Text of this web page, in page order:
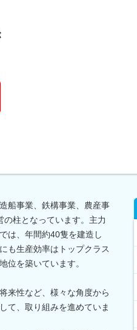
船事業、鉄構事業、農産事
の柱となっています。主力
は、年間約40隻を建造し
も生産効率はトップクラス
位を築いています。
来性など、様々な角度から
て、取り組みを進めていま